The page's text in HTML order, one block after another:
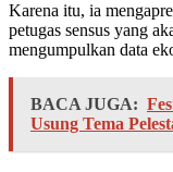
Karena itu, ia
petugas sensus yang
mengumpulkan data
BACA JUGA:
Usung Tema